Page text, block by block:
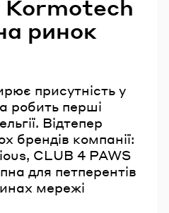
Kormotech
ринок
присутність у
робить перші
Відтепер
брендів компанії:
CLUB 4 PAWS
для петперентів
мережі